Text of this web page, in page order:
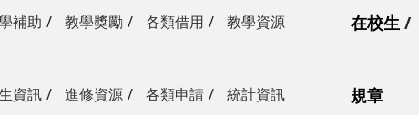
補助 教學獎勵 各類借用 教學資源 在校生
資訊 進修資源 各類申請 統計資訊 規章